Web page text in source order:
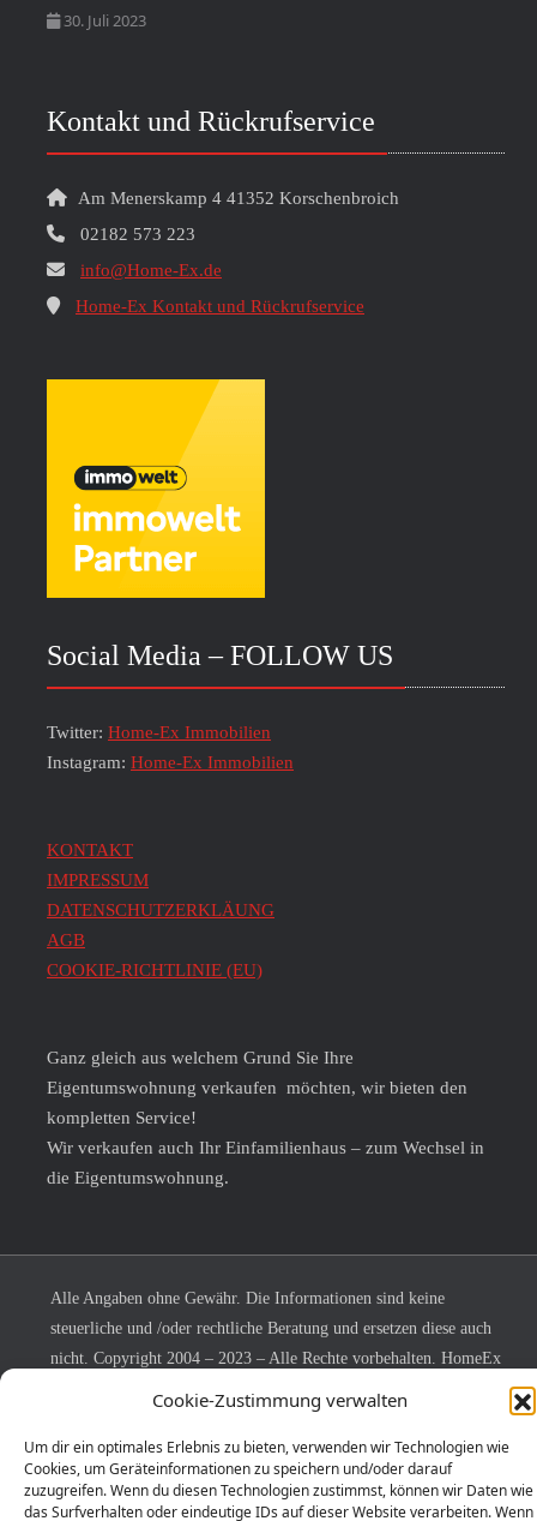
Cookie-Zustimmung verwalten
Um dir ein optimales Erlebnis zu bieten, verwenden wir Technologien wie
Cookies, um Geräteinformationen zu speichern und/oder darauf
zuzugreifen. Wenn du diesen Technologien zustimmst, können wir Daten wie
das Surfverhalten oder eindeutige IDs auf dieser Website verarbeiten. Wenn
30. Juli 2023
Kontakt und Rückrufservice
Am Menerskamp 4 41352 Korschenbroich
02182 573 223
info@Home-Ex.de
Home-Ex Kontakt und Rückrufservice
Social Media – FOLLOW US
Twitter: Home-Ex Immobilien
Instagram: Home-Ex Immobilien
KONTAKT
IMPRESSUM
DATENSCHUTZERKLÄUNG
AGB
COOKIE-RICHTLINIE (EU)
Ganz gleich aus welchem Grund Sie Ihre
Eigentumswohnung verkaufen möchten, wir bieten den
kompletten Service!
Wir verkaufen auch Ihr Einfamilienhaus – zum Wechsel in
die Eigentumswohnung.
Alle Angaben ohne Gewähr. Die Informationen sind keine
steuerliche und /oder rechtliche Beratung und ersetzen diese auch
nicht. Copyright 2004 – 2023 – Alle Rechte vorbehalten. HomeEx
Home-Ex
vermittelt zielorientiert und erfolgreich
Eigentumswohnungen.